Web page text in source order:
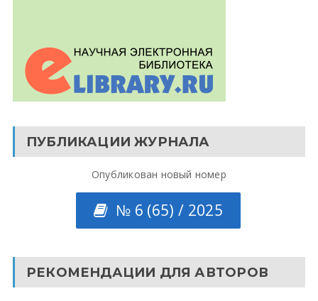
ПУБЛИКАЦИИ ЖУРНАЛА
Опубликован новый номер
№ 6 (65) / 2025
РЕКОМЕНДАЦИИ ДЛЯ АВТОРОВ